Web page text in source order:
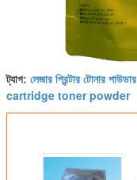
ট্যাগ: লেজার প্রিন্টার টোনার পাউডার
cartridge toner powder